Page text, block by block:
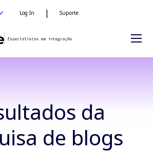
Log In | Suporte
da
de blogs